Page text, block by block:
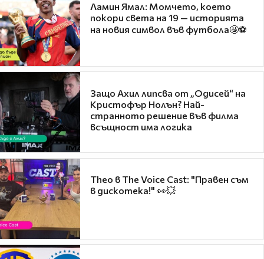
Ламин Ямал: Момчето, което
покори света на 19 — историята
на новия символ във футбола🤩⚽
Защо Ахил липсва от „Одисей“ на
Кристофър Нолън? Най-
странното решение във филма
всъщност има логика
Theo в The Voice Cast: "Правен съм
в дискотека!" 👀💥